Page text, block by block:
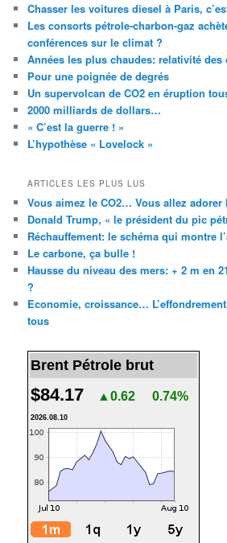
Chasser les voitures diesel à Paris,
Les consorts pétrole-charbon-gaz
conférences sur le climat ?
Années les plus chaudes: relativité des
Pour une poignée de degrés
Un supervolcan de CO2 en éruption
2000 milliards de dollars…
« C’est la guerre ! »
L’hypothèse « Lovelock »
ARTICLES LES PLUS LUS
Vous aimez le CO2… Vous allez adorer
Donald Trump, « le président du pic
Réchauffement: le schéma qui montre
Le carbone, ça bulle !
Hausse du niveau des mers: + 2 m en
?
Economie, croissance…
tous
Brent Pétrole brut
$84.17 ▲0.62 0.74%
2026.08.10